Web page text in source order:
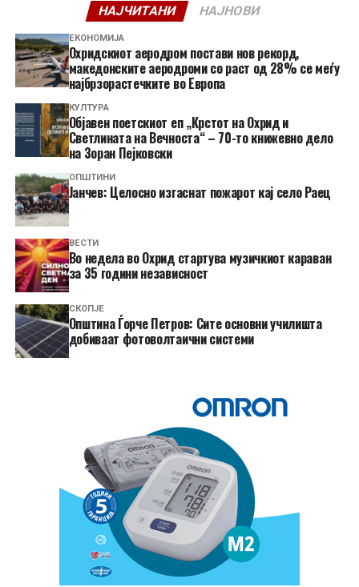
НАЈЧИТАНИ НАЈНОВИ
ЕКОНОМИЈА
Охридскиот аеродром постави нов рекорд,
македонските аеродроми со раст од 28% се меѓу
најбрзорастечките во Европа
КУЛТУРА
Објавен поетскиот еп „Крстот на Охрид и
Светлината на Вечноста“ – 70-то книжевно дело
на Зоран Пејковски
ОПШТИНИ
Јанчев: Целосно изгаснат пожарот кај село Раец
ВЕСТИ
Во недела во Охрид стартува музичкиот караван
за 35 години независност
СКОПЈЕ
Општина Ѓорче Петров: Сите основни училишта
добиваат фотоволтаични системи